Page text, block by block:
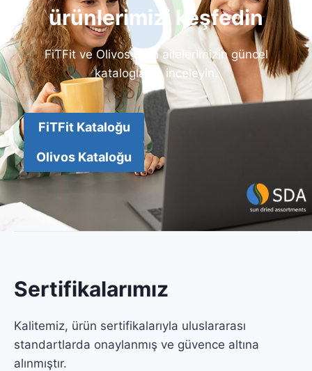
ürünlerimizi keşfedin
FiTFit ve Olivos ürün ailelerimizin güncel
kataloglarını inceleyin.
FiTFit Kataloğu
Olivos Kataloğu
Sertifikalarımız
Kalitemiz, ürün sertifikalarıyla uluslararası
standartlarda onaylanmış ve güvence altına
alınmıştır.